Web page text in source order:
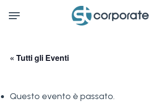
Menu
« Tutti gli Eventi
Questo evento è passato.